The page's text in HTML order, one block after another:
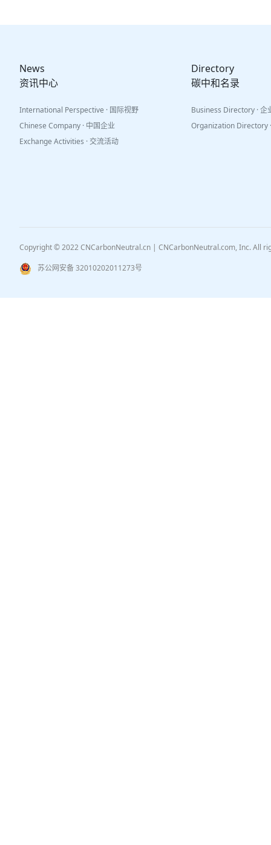
News
资讯中心
International Perspective · 国际视野
Chinese Company · 中国企业
Exchange Activities · 交流活动
Directory
碳中和名录
Business Directory · 企
Organization Directory
Copyright © 2022 CNCarbonNeutral.cn | CNCarbonNeutral.com, Inc. All
苏公网安备 32010202011273号